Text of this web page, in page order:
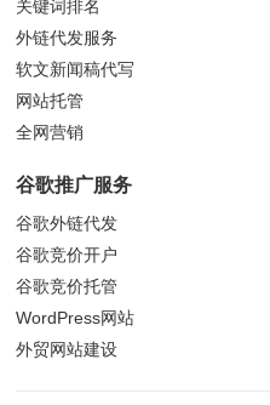
关键词排名
外链代发服务
软文新闻稿代写
网站托管
全网营销
谷歌推广服务
谷歌外链代发
谷歌竞价开户
谷歌竞价托管
WordPress网站
外贸网站建设